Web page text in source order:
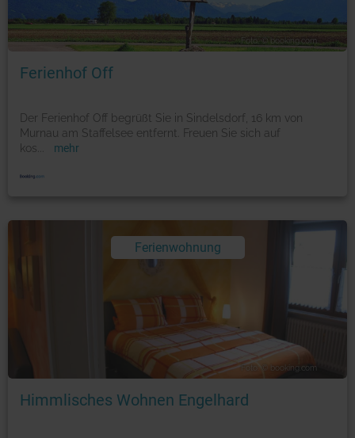
Foto: © booking.com
Ferienhof Off
Der Ferienhof Off begrüßt Sie in Sindelsdorf, 16 km von
Murnau am Staffelsee entfernt. Freuen Sie sich auf
kos
mehr
Ferienwohnung
Foto: © booking.com
Himmlisches Wohnen Engelhard